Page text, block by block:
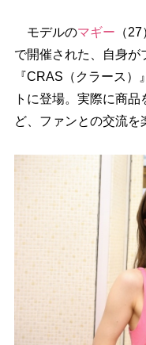
モデルのマギー （
で開催された、自身が
『CRAS（クラース
トに登場。実際に商
ど、ファンとの交流を